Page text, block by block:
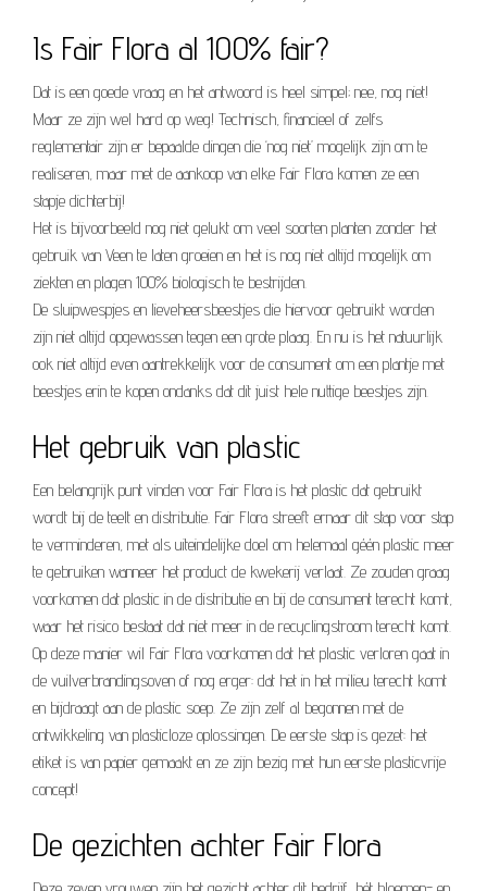
Is Fair Flora al 100% fair?
Dat is een goede vraag en het antwoord is heel simpel; nee, nog niet!
Maar ze zijn wel hard op weg! Technisch, financieel of zelfs
reglementair zijn er bepaalde dingen die ‘nog niet’ mogelijk zijn om te
realiseren, maar met de aankoop van elke Fair Flora komen ze een
stapje dichterbij!
Het is bijvoorbeeld nog niet gelukt om veel soorten planten zonder het
gebruik van Veen te laten groeien en het is nog niet altijd mogelijk om
ziekten en plagen 100% biologisch te bestrijden.
De sluipwespjes en lieveheersbeestjes die hiervoor gebruikt worden
zijn niet altijd opgewassen tegen een grote plaag. En nu is het natuurlijk
ook niet altijd even aantrekkelijk voor de consument om een plantje met
beestjes erin te kopen ondanks dat dit juist hele nuttige beestjes zijn.
Het gebruik van plastic
Een belangrijk punt vinden voor Fair Flora is het plastic dat gebruikt
wordt bij de teelt en distributie. Fair Flora streeft ernaar dit stap voor stap
te verminderen, met als uiteindelijke doel om helemaal géén plastic meer
te gebruiken wanneer het product de kwekerij verlaat. Ze zouden graag
voorkomen dat plastic in de distributie en bij de consument terecht komt,
waar het risico bestaat dat niet meer in de recyclingstroom terecht komt.
Op deze manier wil Fair Flora voorkomen dat het plastic verloren gaat in
de vuilverbrandingsoven of nog erger: dat het in het milieu terecht komt
en bijdraagt aan de plastic soep. Ze zijn zelf al begonnen met de
ontwikkeling van plasticloze oplossingen. De eerste stap is gezet: het
etiket is van papier gemaakt en ze zijn bezig met hun eerste plasticvrije
concept!
De gezichten achter Fair Flora